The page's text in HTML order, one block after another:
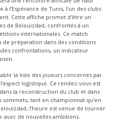
l’Espérance de Tunis, l’un des clubs
Cette affiche promet d’être un
de Belouizdad, confrontés à un
internationales. Ce match
de préparation dans des conditions
confrontations, un indicateur
la liste des joueurs concernés par
logistique. Ce rendez-vous est
la reconstruction du club et dans
tant en championnat qu’en
l’heure est venue de tourner
avec de nouvelles ambitions.